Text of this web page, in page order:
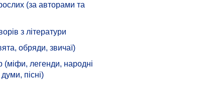
(за авторами та
з літератури
обряди, звичаї)
(міфи, легенди, народні
пісні)